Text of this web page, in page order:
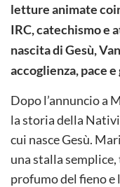
letture animate
IRC, catechismo e
nascita di Gesù,
accoglienza, pace
Dopo l’annuncio a
la storia della
cui nasce Gesù.
una stalla
profumo del fieno e